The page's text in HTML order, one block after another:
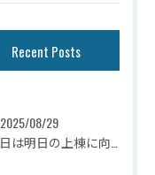
Recent Posts
2025/08/29